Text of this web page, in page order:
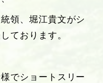
領、堀江貴文がシ
ております。
でショートスリー